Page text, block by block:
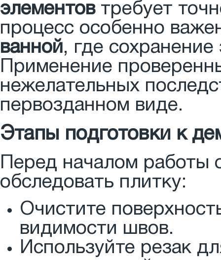
элементовтребует
процесс особенно
ванной, где
Применение
нежелательных
первозданном виде.
Этапы подготовки к
Перед началом работы
обследовать плитку:
Очистите
видимости швов.
Используйте резак